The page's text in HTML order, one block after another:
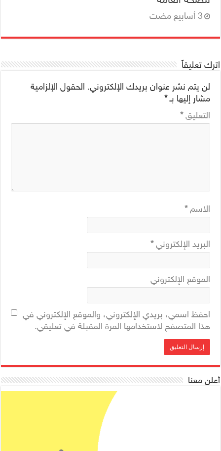
اترك تعليقاً
لن يتم نشر عنوان بريدك الإلكتروني. الحقول الإلزامية
مشار إليها بـ*
التعليق*
الاسم*
البريد الإلكتروني*
الموقع الإلكتروني
احفظ اسمي، بريدي الإلكتروني، والموقع الإلكتروني في
هذا المتصفح لاستخدامها المرة المقبلة في تعليقي.
أعلن معنا